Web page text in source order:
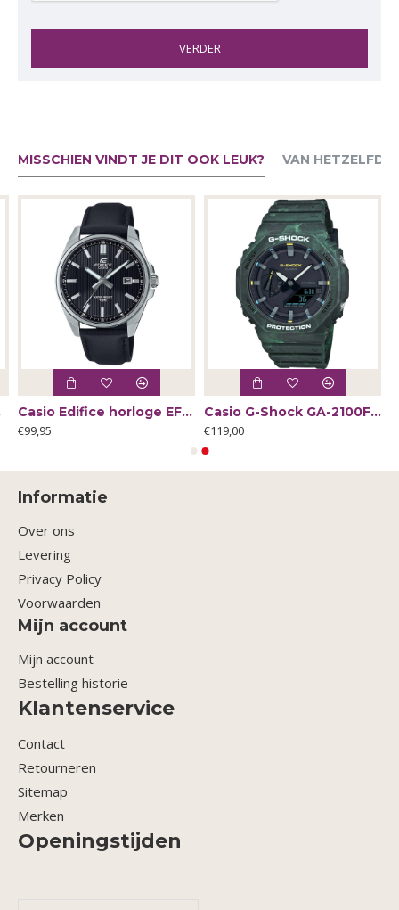
VERDER
MISSCHIEN VINDT JE DIT OOK LEUK? VAN HETZELFDE
Casio Edifice horloge EFR-S108D-1AVUEF - 65594
€99,95
Casio G-Shock GA-2100FR-3AER - 61819
€119,00
Informatie
Over ons
Levering
Privacy Policy
Voorwaarden
Mijn account
Mijn account
Bestelling historie
Klantenservice
Contact
Retourneren
Sitemap
Merken
Openingstijden